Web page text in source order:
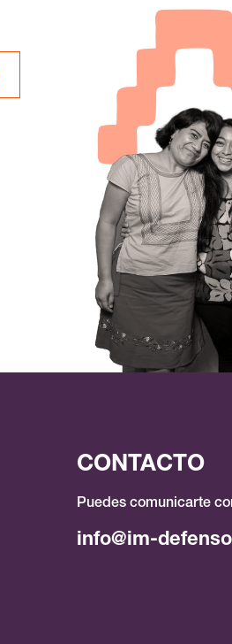
CONTACTO
Puedes comunicarte
info@im-